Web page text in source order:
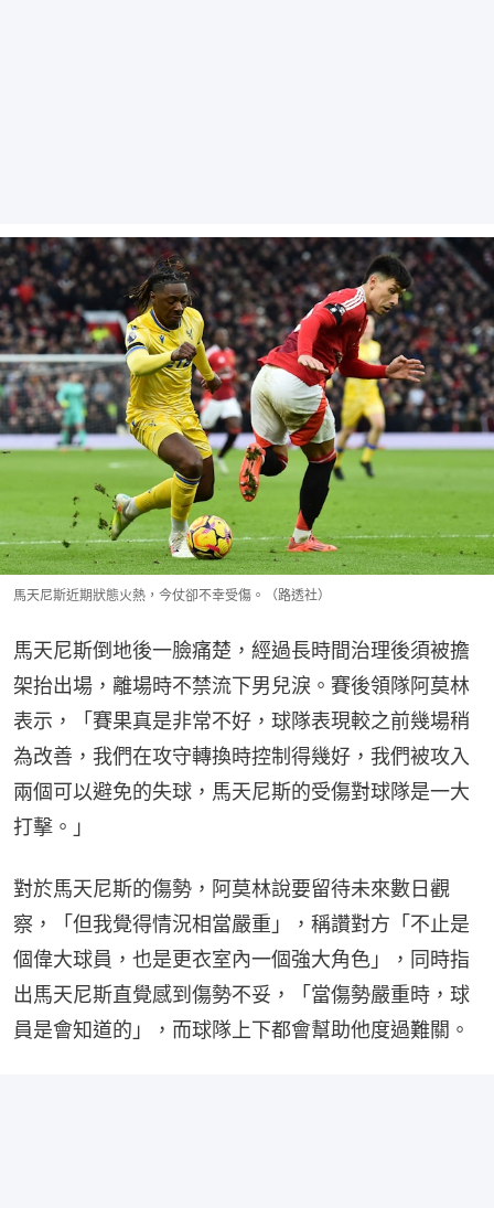
馬天尼斯近期狀態火熱，今仗卻不幸受傷。（路透社）
馬天尼斯倒地後一臉痛楚，經過長時間治理後須被擔
架抬出場，離場時不禁流下男兒淚。賽後領隊阿莫林
表示，「賽果真是非常不好，球隊表現較之前幾場稍
為改善，我們在攻守轉換時控制得幾好，我們被攻入
兩個可以避免的失球，馬天尼斯的受傷對球隊是一大
打擊。」
對於馬天尼斯的傷勢，阿莫林說要留待未來數日觀
察，「但我覺得情況相當嚴重」，稱讚對方「不止是
個偉大球員，也是更衣室內一個強大角色」，同時指
出馬天尼斯直覺感到傷勢不妥，「當傷勢嚴重時，球
員是會知道的」，而球隊上下都會幫助他度過難關。